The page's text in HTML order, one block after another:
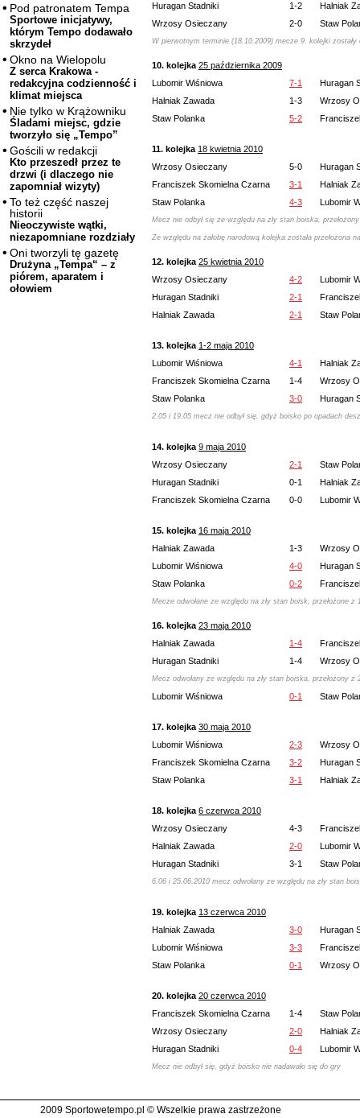
Pod patronatem Tempa
Sportowe inicjatywy,
którym Tempo dodawało
skrzydeł
Okno na Wielopolu
Z serca Krakowa -
redakcyjna codzienność i
klimat miejsca
Nie tylko w Krążowniku
Śladami miejsc, gdzie
tworzyło się „Tempo”
Gościli w redakcji
Kto przeszedł przez te
drzwi (i dlaczego nie
zapomniał wizyty)
To też część naszej
historii
Nieoczywiste wątki,
niezapomniane rozdziały
Oni tworzyli tę gazetę
Drużyna „Tempa“ – z
piórem, aparatem i
ołowiem
Huragan Stadniki
1-2
Halniak
Wrzosy Osieczany
2-0 Staw
W pierwotnym terminie (18.10.2009) mecze 9. kolejki
10. kolejka 25 października 2009
Lubomir Wiśniowa
7-1
Huragan
Halniak Zawada
1-3
Wrzosy
Staw Polanka
5-2
11. kolejka 18 kwietnia 2010
Wrzosy Osieczany
5-0
Huragan
Franciszek Skomielna Czarna
3-1
Halniak
Staw Polanka
4-3 Lubomir
Mecz nie odbył się ze względu na zły stan boiska,
Ze względu na żałobę narodową kolejka została przełożona
12. kolejka 25 kwietnia 2010
Wrzosy Osieczany
4-2
Lubomir
Huragan Stadniki
2-1
Halniak Zawada
2-1 Staw
13. kolejka 1-2 maja 2010
Lubomir Wiśniowa
4-1
Halniak
Franciszek Skomielna Czarna
1-4
Wrzosy
Staw Polanka
3-0 Huragan
2.05 i 19.05 mecz nie odbył się, gdyż boisko po opadach
14. kolejka 9 maja 2010
Wrzosy Osieczany
2-1
Staw
Huragan Stadniki
0-1
Halniak
Franciszek Skomielna Czarna
0-0 Lubomir
15. kolejka 16 maja 2010
Halniak Zawada
1-3
Wrzosy
Lubomir Wiśniowa
4-0
Huragan
Staw Polanka
0-2
Mecze odwołane ze względu na zły stan boisk, przełożone z
16. kolejka 23 maja 2010
Halniak Zawada
1-4
Huragan Stadniki
1-4 Wrzosy
Mecz odwołany ze względu na zły stan boiska, przełożony z
Lubomir Wiśniowa 0-1 Staw
17. kolejka 30 maja 2010
Lubomir Wiśniowa
2-3
Wrzosy
Franciszek Skomielna Czarna
3-2
Huragan
Staw Polanka
3-1 Halniak
18. kolejka 6 czerwca 2010
Wrzosy Osieczany
4-3
Halniak Zawada
2-0
Lubomir
Huragan Stadniki
3-1 Staw
6.06 i 25.06.2010 mecz odwołany ze względu na zły stan
19. kolejka 13 czerwca 2010
Halniak Zawada
3-0
Huragan
Lubomir Wiśniowa
3-3
Staw Polanka
0-1 Wrzosy
20. kolejka 20 czerwca 2010
Franciszek Skomielna Czarna
1-4
Staw
Wrzosy Osieczany
2-0
Halniak
Huragan Stadniki
0-4 Lubomir
Mecz nie odbył się, gdyż boisko nie nadawało się do gry
2009 Sportowetempo.pl © Wszelkie prawa zastrzeżone